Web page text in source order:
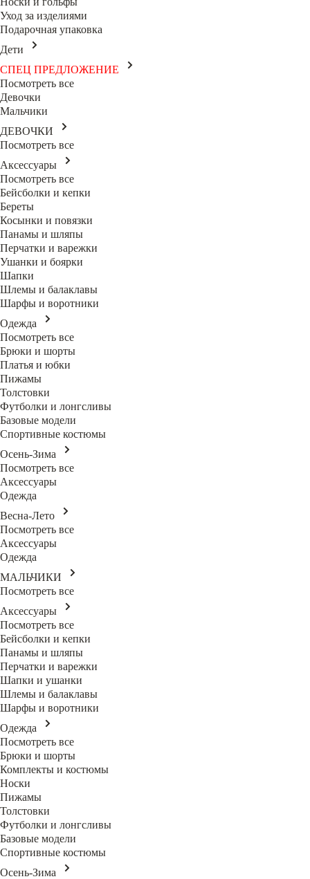
Уход за изделиями
Подарочная упаковка
Дети
СПЕЦ ПРЕДЛОЖЕНИЕ
Посмотреть все
Девочки
Мальчики
ДЕВОЧКИ
Посмотреть все
Аксессуары
Посмотреть все
Бейсболки и кепки
Береты
Косынки и повязки
Панамы и шляпы
Перчатки и варежки
Ушанки и боярки
Шапки
Шлемы и балаклавы
Шарфы и воротники
Одежда
Посмотреть все
Брюки и шорты
Платья и юбки
Пижамы
Толстовки
Футболки и лонгсливы
Базовые модели
Спортивные костюмы
Осень-Зима
Посмотреть все
Аксессуары
Одежда
Весна-Лето
Посмотреть все
Аксессуары
Одежда
МАЛЬЧИКИ
Посмотреть все
Аксессуары
Посмотреть все
Бейсболки и кепки
Панамы и шляпы
Перчатки и варежки
Шапки и ушанки
Шлемы и балаклавы
Шарфы и воротники
Одежда
Посмотреть все
Брюки и шорты
Комплекты и костюмы
Носки
Пижамы
Толстовки
Футболки и лонгсливы
Базовые модели
Спортивные костюмы
Осень-Зима